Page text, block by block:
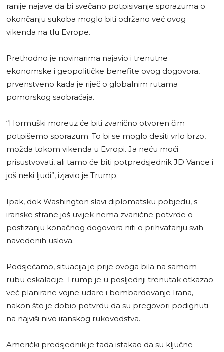
ranije najave da bi svečano potpisivanje sporazuma o
okončanju sukoba moglo biti održano već ovog
vikenda na tlu Evrope.
Prethodno je novinarima najavio i trenutne
ekonomske i geopolitičke benefite ovog dogovora,
prvenstveno kada je riječ o globalnim rutama
pomorskog saobraćaja.
“Hormuški moreuz će biti zvanično otvoren čim
potpišemo sporazum. To bi se moglo desiti vrlo brzo,
možda tokom vikenda u Evropi. Ja neću moći
prisustvovati, ali tamo će biti potpredsjednik JD Vance i
još neki ljudi”, izjavio je Trump.
Ipak, dok Washington slavi diplomatsku pobjedu, s
iranske strane još uvijek nema zvanične potvrde o
postizanju konačnog dogovora niti o prihvatanju svih
navedenih uslova.
Podsjećamo, situacija je prije ovoga bila na samom
rubu eskalacije. Trump je u posljednji trenutak otkazao
već planirane vojne udare i bombardovanje Irana,
nakon što je dobio potvrdu da su pregovori podignuti
na najviši nivo iranskog rukovodstva.
Američki predsjednik je tada istakao da su ključne